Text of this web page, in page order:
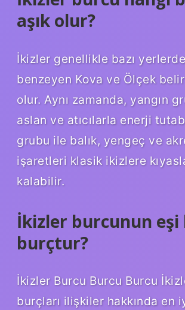
aşık olur?
İkizler genellikle bazı
benzeyen Kova ve Ölçek
olur. Aynı zamanda, yangın
aslan ve atıcılarla enerji
grubu ile balık, yengeç ve
işaretleri klasik ikizlere
kalabilir.
İkizler burcunun eşi
burçtur?
İkizler Burcu Burcu Burcu
burçları ilişkiler hakkında en